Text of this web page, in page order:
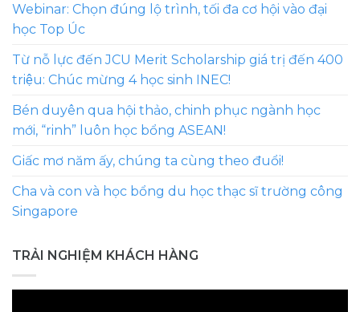
Webinar: Chọn đúng lộ trình, tối đa cơ hội vào đại
học Top Úc
Từ nỗ lực đến JCU Merit Scholarship giá trị đến 400
triệu: Chúc mừng 4 học sinh INEC!
Bén duyên qua hội thảo, chinh phục ngành học
mới, “rinh” luôn học bổng ASEAN!
Giấc mơ năm ấy, chúng ta cùng theo đuổi!
Cha và con và học bổng du học thạc sĩ trường công
Singapore
TRẢI NGHIỆM KHÁCH HÀNG